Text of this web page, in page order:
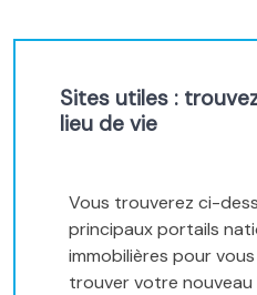
Sites utiles :
lieu de vie
Vous trouverez ci-
principaux portails
immobilières pour
trouver votre nouveau